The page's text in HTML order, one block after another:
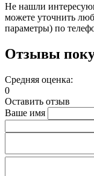
Не нашли
можете уточнить
параметры) по
Отзывы
Средняя оценка:
0
Оставить отзыв
Ваше имя